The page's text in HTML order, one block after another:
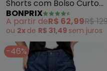
Shorts com Bolso Curto
(Bege)
BONPRIX
A partir deR$ 62,99R$
ou 2x de R$ 31,49 sem juros
-46%